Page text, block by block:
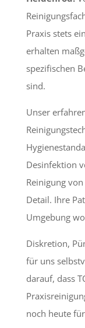
Praxis stets
erhalten
spezifischen
sind.
Unser
Desinfektion
Reinigung
Detail. Ihre
Umgebung
Diskretion,
für uns
darauf, dass
noch heute